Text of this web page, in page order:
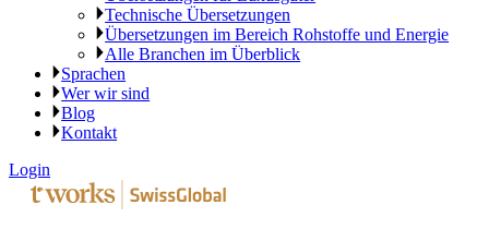
Technische Übersetzungen
Übersetzungen im Bereich Rohstoffe und Energie
Alle Branchen im Überblick
Sprachen
Wer wir sind
Blog
Kontakt
Login